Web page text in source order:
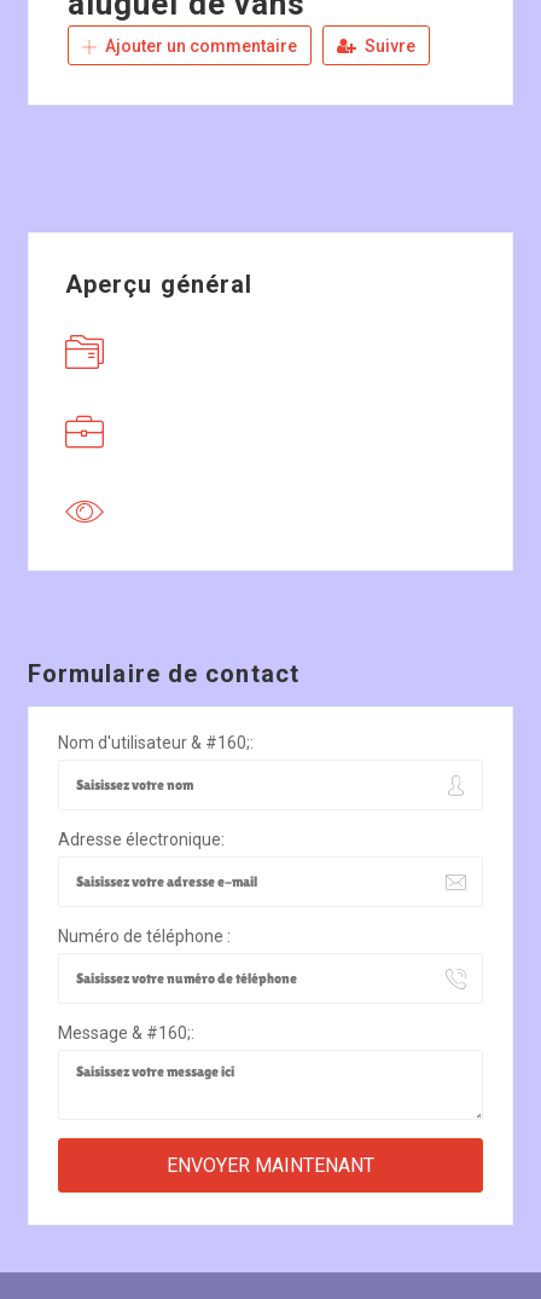
Ajouter un commentaire Suivre
Aperçu général
Formulaire de contact
Nom d'utilisateur & #160;:
Adresse électronique:
Numéro de téléphone :
Message & #160;: